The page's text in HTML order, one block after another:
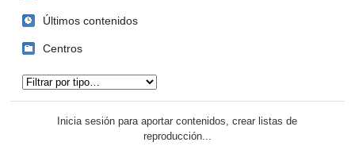
Últimos contenidos
Centros
Inicia sesión para aportar contenidos, crear listas de
reproducción...